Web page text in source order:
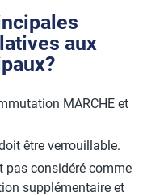
aux
MARCHE et
être verrouillable.
pas considéré comme
supplémentaire et